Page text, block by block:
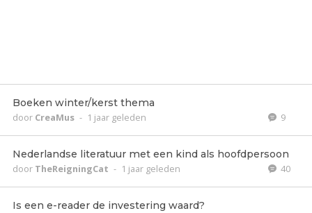
Boeken winter/kerst thema
door CreaMus - 1 jaar geleden 9
Nederlandse literatuur met een kind als hoofdpersoon
door TheReigningCat - 1 jaar geleden 40
Is een e-reader de investering waard?